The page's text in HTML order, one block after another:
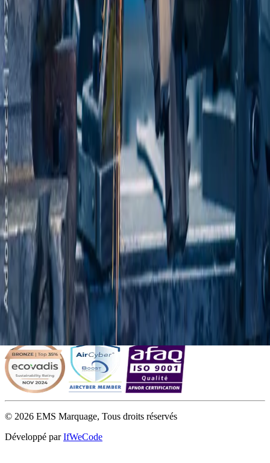
SOLUTIONS TECHNIQUES
Impression numérique
Gravure
Sérigraphie
Tolerie et usinage
COORDONNÉES
Adresse
67 rue Gustave Eiffel, ZA des Champs Fleuris
Franqueville-Saint-Pierre
Mail
contact@ems-marquage.com
Télephone
02 32 18 41 91
Politique de confidentialité
Mentions légales
Conditions générales de vente
Gestion des cookies
© 2026 EMS Marquage, Tous droits réservés
Développé parIfWeCode